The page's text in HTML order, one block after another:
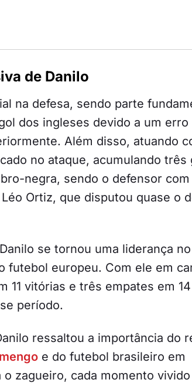
de Danilo
na defesa, sendo parte
dos ingleses devido a um erro
Além disso, atuando
no ataque, acumulando três
negra, sendo o defensor com
Ortiz, que disputou quase o
se tornou uma liderança
futebol europeu. Com ele em
11 vitórias e três empates em
período.
ressaltou a importância do
e do futebol brasileiro em
zagueiro, cada momento vivido